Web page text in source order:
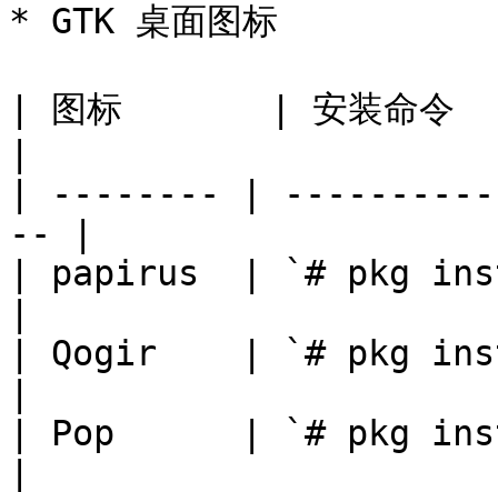
* GTK 桌面图标
| 图标       | 安装命令
| -------- |
-- |
| papirus  | `# pkg
| Qogir    | `# pkg
| Pop      | `# pkg